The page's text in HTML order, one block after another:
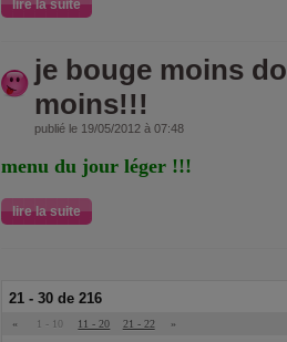
lire la suite
je bouge moins
moins!!!
publié le 19/05/2012 à 07:48
menu du jour léger !!!
lire la suite
21 - 30 de 216
« 1 - 10 11 - 20 21 - 22 »